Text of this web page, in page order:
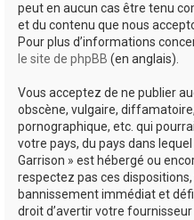
peut en aucun cas être tenu
et du contenu que nous
Pour plus d’informations
le site de phpBB (en anglais).
Vous acceptez de ne publier
obscène, vulgaire,
pornographique, etc. qui
votre pays, du pays dans
Garrison » est hébergé ou
respectez pas ces
bannissement immédiat et
droit d’avertir votre